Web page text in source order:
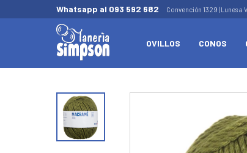
OVILLOS CONOS
Whatsapp al 093 592 682 Convención 1329 | Lunes a